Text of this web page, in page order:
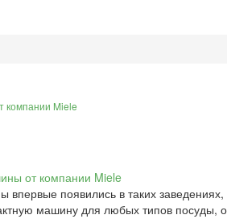
компании Miele
появились в таких
машину для любых типов посуды,